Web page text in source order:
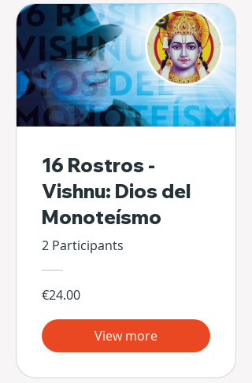
16 Rostros -
Vishnu: Dios del
Monoteísmo
2 Participants
€24.00
View more